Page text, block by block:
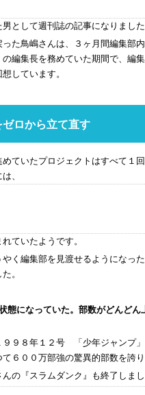
として週刊誌の記事になりました
た鳥嶋さんは、３ヶ月間編集部
の編集長を務めていた期間で、編
しています。
ロから立て直す
めていたプロジェクトはすべて１
、
ていたようです。
やく編集部を見渡せるようになっ
。
態になっていた。部数がどんど
９９８年１２号 「少年ジャンプ
６００万部強の驚異的部数を誇り
の『スラムダンク』も終了しまし